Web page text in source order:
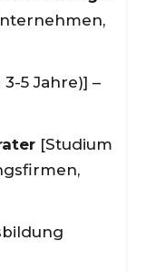
5 Jahre)] –
[Studium